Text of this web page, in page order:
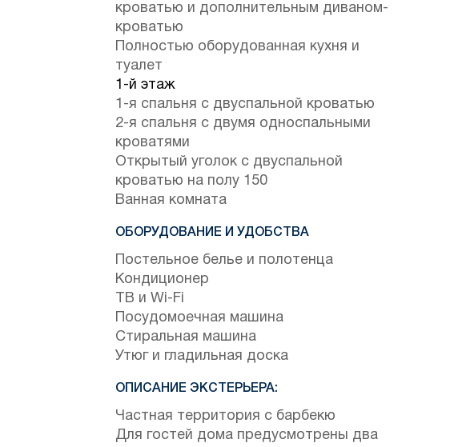
кроватью и дополнительным диваном-
кроватью
Полностью оборудованная кухня и
туалет
1-й этаж
1-я спальня с двуспальной кроватью
2-я спальня с двумя односпальными
кроватями
Открытый уголок с двуспальной
кроватью на полу 150
Ванная комната
ОБОРУДОВАНИЕ И УДОБСТВА
Постельное белье и полотенца
Кондиционер
ТВ и Wi-Fi
Посудомоечная машина
Стиральная машина
Утюг и гладильная доска
ОПИСАНИЕ ЭКСТЕРЬЕРА:
Частная территория с барбекю
Для гостей дома предусмотрены два